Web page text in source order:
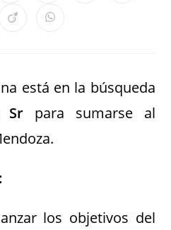
está en la búsqueda
Sr para sumarse al
los objetivos del